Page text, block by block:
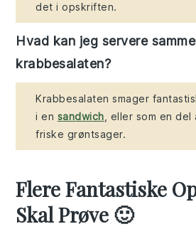
det i opskriften.
Hvad kan jeg servere
krabbesalaten?
Krabbesalaten smager
i en sandwich , eller som en
friske grøntsager.
Flere Fantastiske
Skal Prøve 🙂